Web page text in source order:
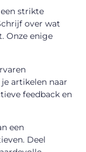
strikte
over wat
Onze enige
artikelen naar
feedback en
een
Deel